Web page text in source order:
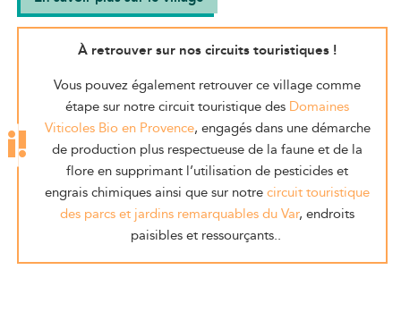
À retrouver sur nos circuits touristiques !
Vous pouvez également retrouver ce village comme
étape sur notre circuit touristique des Domaines
Viticoles Bio en Provence, engagés dans une démarche
de production plus respectueuse de la faune et de la
flore en supprimant l’utilisation de pesticides et
engrais chimiques ainsi que sur notrecircuit touristique
des parcs et jardins remarquables du Var, endroits
paisibles et ressourçants..